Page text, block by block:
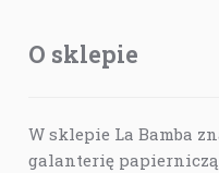
O sklepie
W sklepie La Bamba
galanterię papierniczą